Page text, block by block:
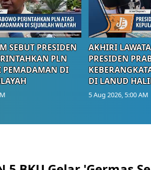
SEBUT PRESIDEN
PLN
PEMADAMAN DI
AKHIRI
PRESIDEN
DI LANUD
5 Aug 2026, 5:00 AM